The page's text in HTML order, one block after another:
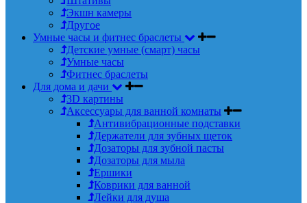
Экшн камеры
Другое
Умные часы и фитнес браслеты
Детские умные (смарт) часы
Умные часы
Фитнес браслеты
Для дома и дачи
3D картины
Аксессуары для ванной комнаты
Антивибрационные подставки
Держатели для зубных щеток
Дозаторы для зубной пасты
Дозаторы для мыла
Ершики
Коврики для ванной
Лейки для душа